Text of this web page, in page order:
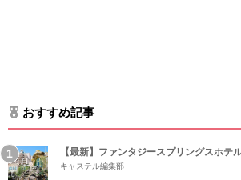
おすすめ記事
【最新】ファンタジースプリングスホテ
キャステル編集部